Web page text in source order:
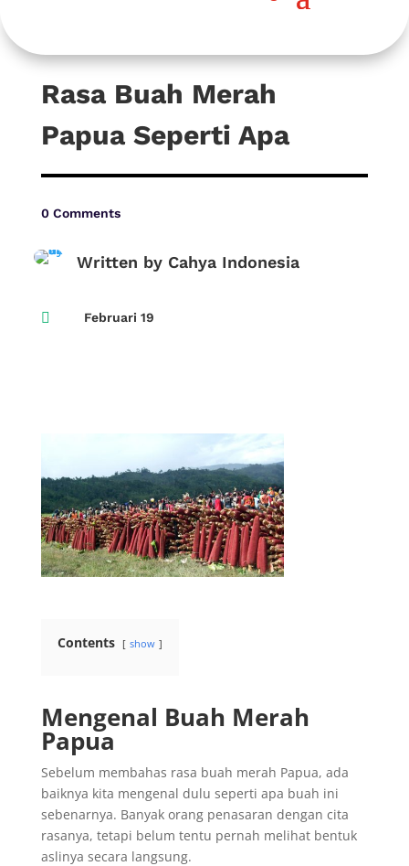
Rasa Buah Merah
Papua Seperti Apa
0 Comments
Written by Cahya Indonesia
 Februari 19
Contents show
Mengenal Buah Merah
Papua
Sebelum membahas rasa buah merah Papua, ada
baiknya kita mengenal dulu seperti apa buah ini
sebenarnya. Banyak orang penasaran dengan cita
rasanya, tetapi belum tentu pernah melihat bentuk
aslinya secara langsung.